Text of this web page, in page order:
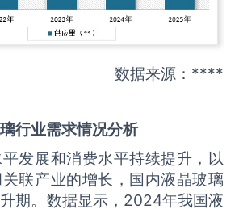
数据来源：****
行业需求情况分析
发展和消费水平持续提升，以
联产业的增长，国内液晶玻璃
期。数据显示，2024年我国液